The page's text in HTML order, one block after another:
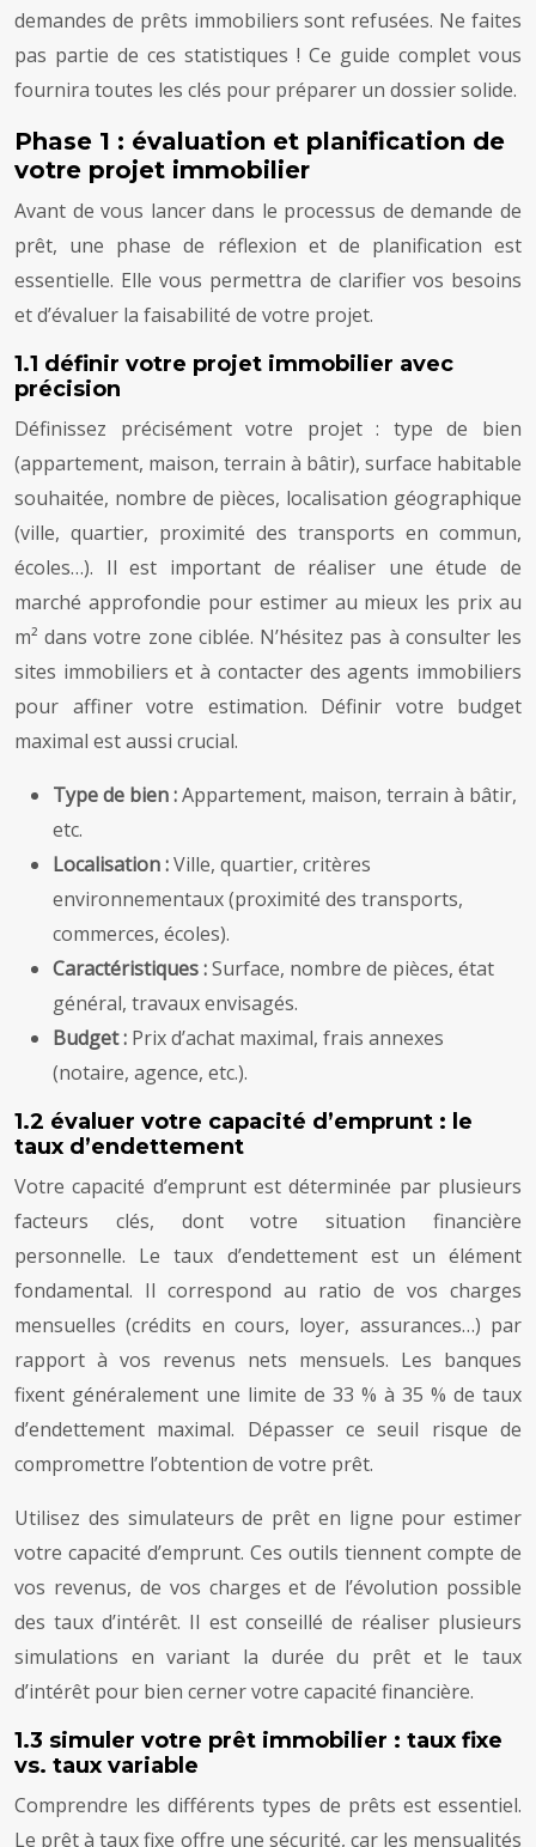
demandes de prêts immobiliers sont refusées. Ne faites
pas partie de ces statistiques ! Ce guide complet vous
fournira toutes les clés pour préparer un dossier solide.
Phase 1 : évaluation et planification de
votre projet immobilier
Avant de vous lancer dans le processus de demande de
prêt, une phase de réflexion et de planification est
essentielle. Elle vous permettra de clarifier vos besoins
et d’évaluer la faisabilité de votre projet.
1.1 définir votre projet immobilier avec
précision
Définissez précisément votre projet : type de bien
(appartement, maison, terrain à bâtir), surface habitable
souhaitée, nombre de pièces, localisation géographique
(ville, quartier, proximité des transports en commun,
écoles…). Il est important de réaliser une étude de
marché approfondie pour estimer au mieux les prix au
m² dans votre zone ciblée. N’hésitez pas à consulter les
sites immobiliers et à contacter des agents immobiliers
pour affiner votre estimation. Définir votre budget
maximal est aussi crucial.
Type de bien :Appartement, maison, terrain à bâtir,
etc.
Localisation :Ville, quartier, critères
environnementaux (proximité des transports,
commerces, écoles).
Caractéristiques :Surface, nombre de pièces, état
général, travaux envisagés.
Budget : Prix d’achat maximal, frais annexes
(notaire, agence, etc.).
1.2 évaluer votre capacité d’emprunt : le
taux d’endettement
Votre capacité d’emprunt est déterminée par plusieurs
facteurs clés, dont votre situation financière
personnelle. Le taux d’endettement est un élément
fondamental. Il correspond au ratio de vos charges
mensuelles (crédits en cours, loyer, assurances…) par
rapport à vos revenus nets mensuels. Les banques
fixent généralement une limite de 33 % à 35 % de taux
d’endettement maximal. Dépasser ce seuil risque de
compromettre l’obtention de votre prêt.
Utilisez des simulateurs de prêt en ligne pour estimer
votre capacité d’emprunt. Ces outils tiennent compte de
vos revenus, de vos charges et de l’évolution possible
des taux d’intérêt. Il est conseillé de réaliser plusieurs
simulations en variant la durée du prêt et le taux
d’intérêt pour bien cerner votre capacité financière.
1.3 simuler votre prêt immobilier : taux fixe
vs. taux variable
Comprendre les différents types de prêts est essentiel.
Le prêt à taux fixe offre une sécurité, car les mensualités